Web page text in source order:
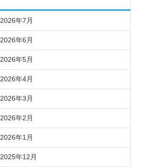
2026年7月
2026年6月
2026年5月
2026年4月
2026年3月
2026年2月
2026年1月
2025年12月